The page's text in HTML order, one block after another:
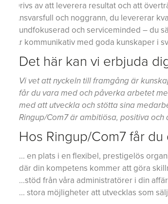
Drivs av att leverera resultat och att
Ansvarsfull och noggrann, du levererar
Kundfokuserad och serviceminded – du
Är kommunikativ med goda kunskaper i
Det här kan vi erbjuda
Vi vet att nyckeln till framgång är
får du vara med och påverka arbetet
med att utveckla och stötta sina
Ringup/Com7 är ambitiösa, positiva
Hos Ringup/Com7 får
... en plats i en flexibel, prestigelös
där din kompetens kommer att göra
...stöd från våra administratörer i din
... stora möjligheter att utvecklas som